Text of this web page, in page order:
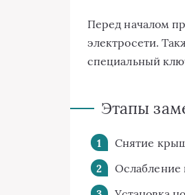
Перед началом
электросети.
специальный
Этапы
Снятие
Ослабление